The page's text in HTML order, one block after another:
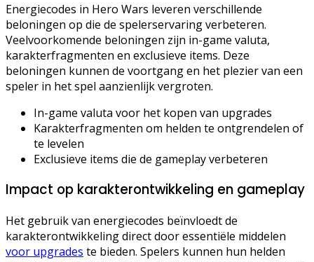
Energiecodes in Hero Wars leveren verschillende
beloningen op die de spelerservaring verbeteren.
Veelvoorkomende beloningen zijn in-game valuta,
karakterfragmenten en exclusieve items. Deze
beloningen kunnen de voortgang en het plezier van een
speler in het spel aanzienlijk vergroten.
In-game valuta voor het kopen van upgrades
Karakterfragmenten om helden te ontgrendelen of
te levelen
Exclusieve items die de gameplay verbeteren
Impact op karakterontwikkeling en gameplay
Het gebruik van energiecodes beïnvloedt de
karakterontwikkeling direct door essentiële middelen
voor upgrades te bieden. Spelers kunnen hun helden